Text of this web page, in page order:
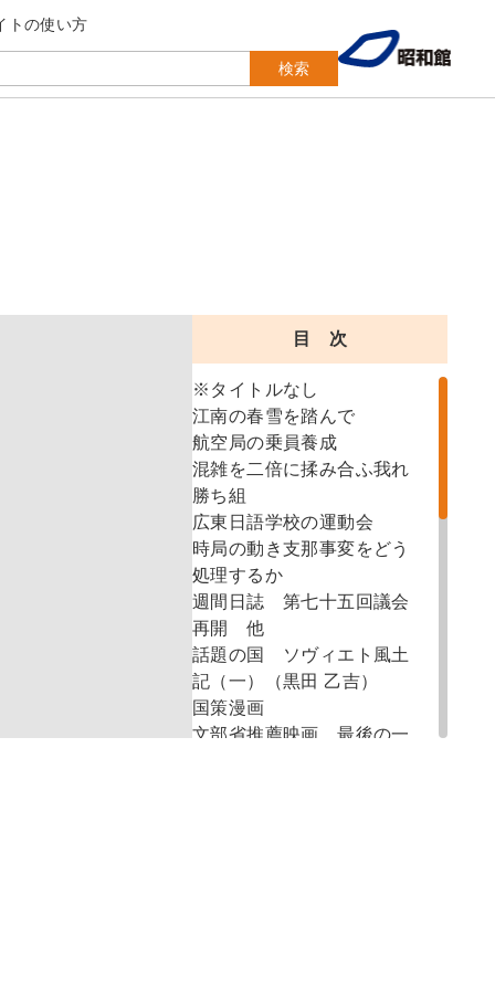
検索
トの使い方
目 次
※タイトルなし
江南の春雪を踏んで
航空局の乗員養成
混雑を二倍に揉み合ふ我れ
勝ち組
広東日語学校の運動会
時局の動き支那事変をどう
処理するか
週間日誌 第七十五回議会
再開 他
話題の国 ソヴィエト風土
記（一）（黒田 乙吉）
国策漫画
文部省推薦映画 最後の一